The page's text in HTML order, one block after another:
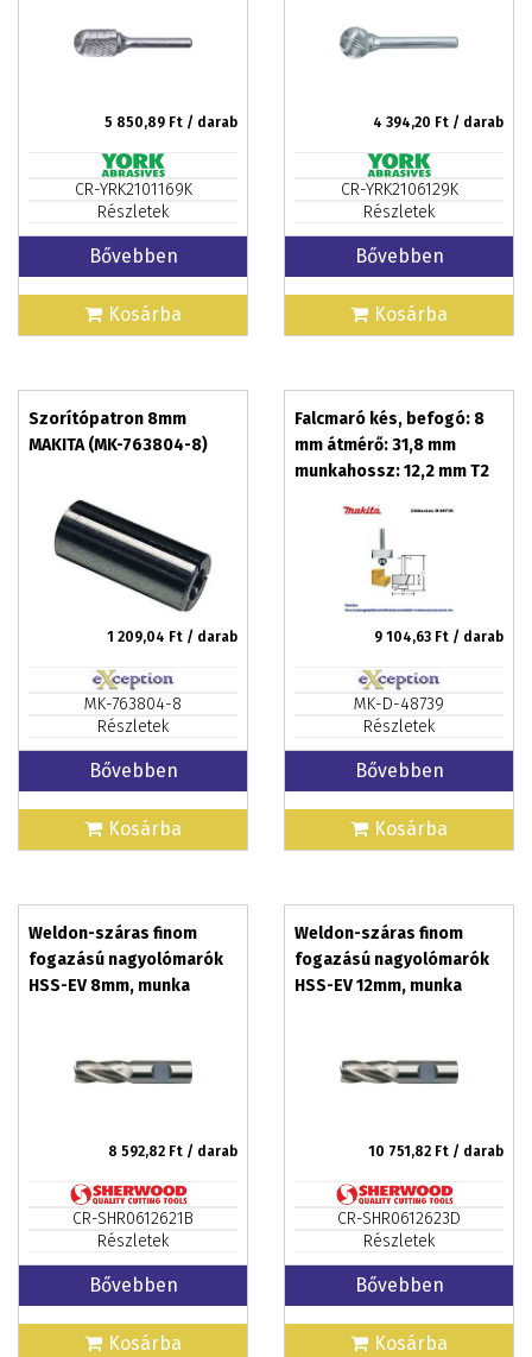
5 850,89 Ft / darab
CR-YRK2101169K
Részletek
Bővebben
Kosárba
4 394,20 Ft / darab
CR-YRK2106129K
Részletek
Bővebben
Kosárba
Szorítópatron 8mm
MAKITA (MK-763804-8)
1 209,04 Ft / darab
MK-763804-8
Részletek
Bővebben
Kosárba
Falcmaró kés, befogó: 8
mm átmérő: 31,8 mm
munkahossz: 12,2 mm T2
9 104,63 Ft / darab
MK-D-48739
Részletek
Bővebben
Kosárba
Weldon-száras finom
fogazású nagyolómarók
HSS-EV 8mm, munka
8 592,82 Ft / darab
CR-SHR0612621B
Részletek
Bővebben
Kosárba
Weldon-száras finom
fogazású nagyolómarók
HSS-EV 12mm, munka
10 751,82 Ft / darab
CR-SHR0612623D
Részletek
Bővebben
Kosárba